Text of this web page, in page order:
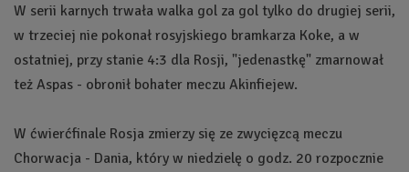
W serii karnych trwała walka gol za gol tylko do drugiej serii,
w trzeciej nie pokonał rosyjskiego bramkarza Koke, a w
ostatniej, przy stanie 4:3 dla Rosji, "jedenastkę" zmarnował
też Aspas - obronił bohater meczu Akinfiejew.
W ćwierćfinale Rosja zmierzy się ze zwycięzcą meczu
Chorwacja - Dania, który w niedzielę o godz. 20 rozpocznie